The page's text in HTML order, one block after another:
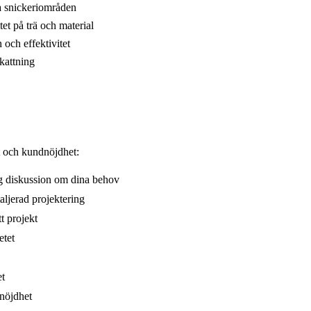
på trä och material
och effektivitet
kundnöjdhet:
om dina behov
projektering
projekt